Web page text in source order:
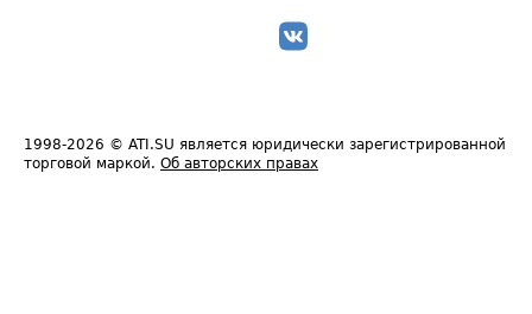
1998-2026 © ATI.SU является юридически зарегистрированной
торговой маркой. Об авторских правах